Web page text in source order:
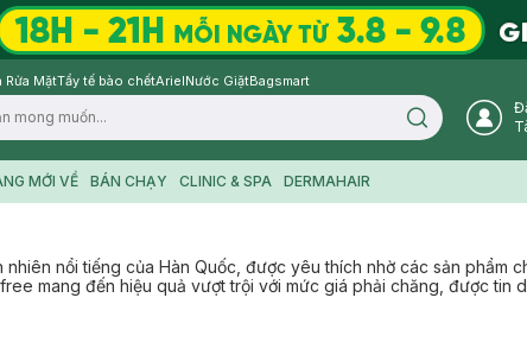
Rửa MặtTẩy tế bào chếtArielNước GiặtBagsmart
Search icon
MỚI VỀ BÁN CHẠY CLINIC & SPA DERMAHAIR
nổi tiếng của Hàn Quốc, được yêu thích nhờ các sản phẩm
mang đến hiệu quả vượt trội với mức giá phải chăng, được tin